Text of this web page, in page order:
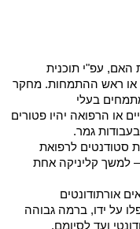
עפ"י תוכנית
ראש ההתמחות. מחקר
בעלי
או הרפואה יהיו פטורים
בעבודות גמר.
סטודנטים לרפואת
למשך קליניקה אחת
אורתודונטים
על ידו, ברמה גבוהה
ועד לסיומם.